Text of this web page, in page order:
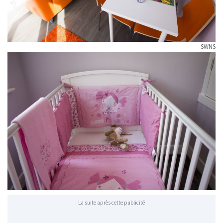
SWNS
La suite après cette publicité